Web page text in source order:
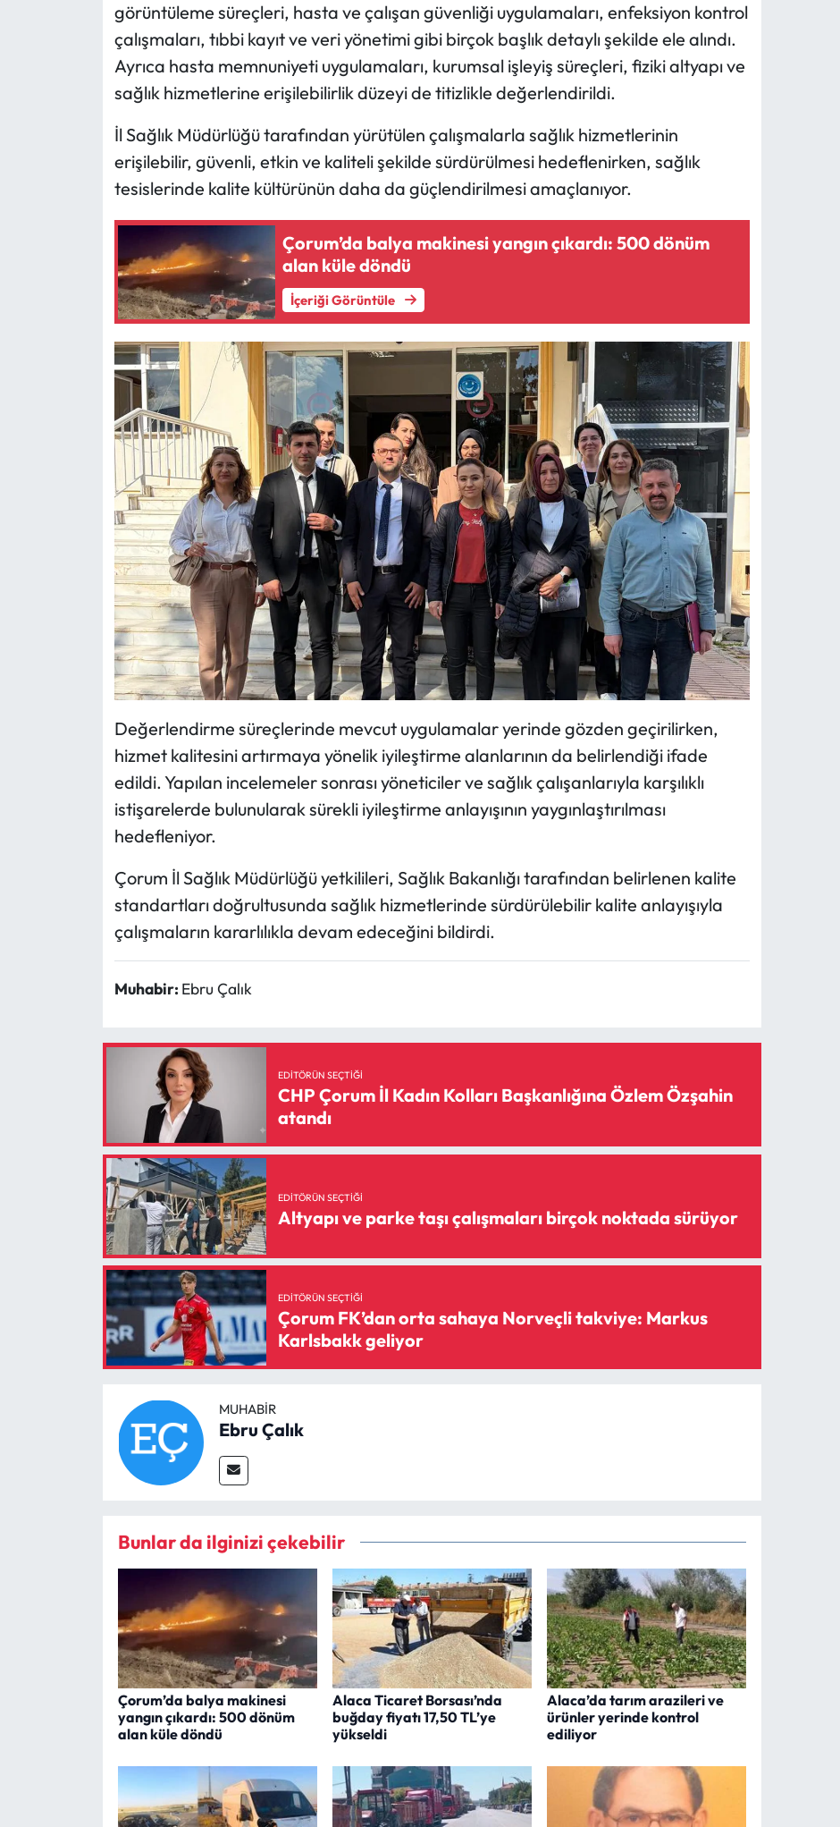
görüntüleme süreçleri, hasta ve çalışan güvenliği uygulamaları, enfeksiyon kontrol
çalışmaları, tıbbi kayıt ve veri yönetimi gibi birçok başlık detaylı şekilde ele alındı.
Ayrıca hasta memnuniyeti uygulamaları, kurumsal işleyiş süreçleri, fiziki altyapı ve
sağlık hizmetlerine erişilebilirlik düzeyi de titizlikle değerlendirildi.
İl Sağlık Müdürlüğü tarafından yürütülen çalışmalarla sağlık hizmetlerinin
erişilebilir, güvenli, etkin ve kaliteli şekilde sürdürülmesi hedeflenirken, sağlık
tesislerinde kalite kültürünün daha da güçlendirilmesi amaçlanıyor.
Çorum’da balya makinesi yangın çıkardı: 500 dönüm
alan küle döndü
İçeriği Görüntüle
Değerlendirme süreçlerinde mevcut uygulamalar yerinde gözden geçirilirken,
hizmet kalitesini artırmaya yönelik iyileştirme alanlarının da belirlendiği ifade
edildi. Yapılan incelemeler sonrası yöneticiler ve sağlık çalışanlarıyla karşılıklı
istişarelerde bulunularak sürekli iyileştirme anlayışının yaygınlaştırılması
hedefleniyor.
Çorum İl Sağlık Müdürlüğü yetkilileri, Sağlık Bakanlığı tarafından belirlenen kalite
standartları doğrultusunda sağlık hizmetlerinde sürdürülebilir kalite anlayışıyla
çalışmaların kararlılıkla devam edeceğini bildirdi.
Muhabir: Ebru Çalık
EDITÖRÜN SEÇTIĞI
CHP Çorum İl Kadın Kolları Başkanlığına Özlem Özşahin
atandı
EDITÖRÜN SEÇTIĞI
Altyapı ve parke taşı çalışmaları birçok noktada sürüyor
EDITÖRÜN SEÇTIĞI
Çorum FK’dan orta sahaya Norveçli takviye: Markus
Karlsbakk geliyor
MUHABIR
Ebru Çalık
Bunlar da ilginizi çekebilir
Çorum’da balya makinesi
yangın çıkardı: 500 dönüm
alan küle döndü
Alaca Ticaret Borsası’nda
buğday fiyatı 17,50 TL’ye
yükseldi
Alaca’da tarım arazileri ve
ürünler yerinde kontrol
ediliyor
Uğurludağ Haberleri
Yayla Haber
Yemek Tarifleri
Yerel Haberler